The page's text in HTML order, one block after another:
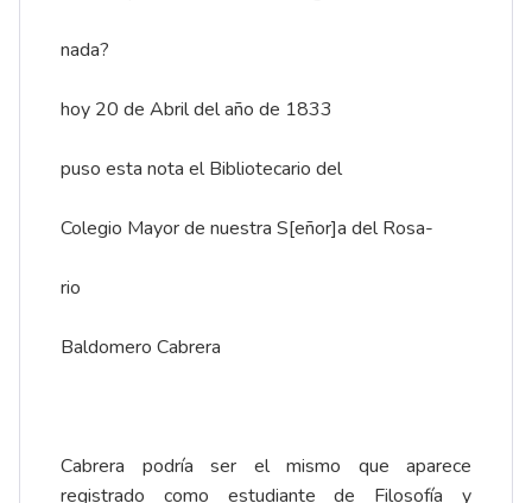
nada?
hoy 20 de Abril del año de 1833
puso esta nota el Bibliotecario del
Colegio Mayor de nuestra S[eñor]a del Rosa-
rio
Baldomero Cabrera
Cabrera podría ser el mismo que aparece
registrado como estudiante de Filosofía y